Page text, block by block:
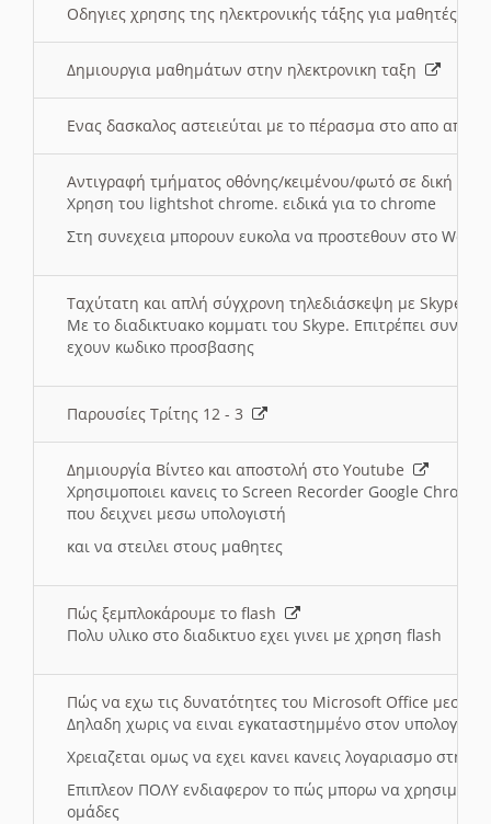
Οδηγιες χρησης της ηλεκτρονικής τάξης για μαθητές
Δημιουργια μαθημάτων στην ηλεκτρονικη ταξη
Ενας δασκαλος αστειεύται με το πέρασμα στο απο
Αντιγραφή τμήματος οθόνης/κειμένου/φωτό σε δική
Χρηση του lightshot chrome. ειδικά για το chrome
Στη συνεχεια μπορουν ευκολα να προστεθουν στο Word
Ταχύτατη και απλή σύγχρονη τηλεδιάσκεψη με Skype
Με το διαδικτυακο κομματι του Skype. Επιτρέπει
εχουν κωδικο προσβασης
Παρουσίες Τρίτης 12 - 3
Δημιουργία Βίντεο και αποστολή στο Youtube
Χρησιμοποιει κανεις το Screen Recorder Google Chrome
που δειχνει μεσω υπολογιστή
και να στειλει στους μαθητες
Πώς ξεμπλοκάρουμε το flash
Πολυ υλικο στο διαδικτυο εχει γινει με χρηση flash
Πώς να εχω τις δυνατότητες του Microsoft Office μεσω
Δηλαδη χωρις να ειναι εγκαταστημμένο στον
Χρειαζεται ομως να εχει κανει κανεις λογαριασμο στη
Επιπλεον ΠΟΛΥ ενδιαφερον το πώς μπορω να
ομάδες